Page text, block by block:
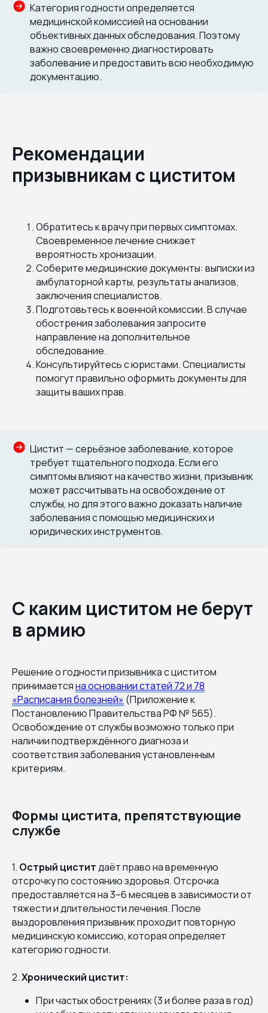
Категория годности определяется
медицинской комиссией на основании
объективных данных обследования. Поэтому
важно своевременно диагностировать
заболевание и предоставить всю необходимую
документацию.
Рекомендации
призывникам с циститом
Обратитесь к врачу при первых симптомах.
Своевременное лечение снижает
вероятность хронизации.
Соберите медицинские документы: выписки из
амбулаторной карты, результаты анализов,
заключения специалистов.
Подготовьтесь к военной комиссии. В случае
обострения заболевания запросите
направление на дополнительное
обследование.
Консультируйтесь с юристами. Специалисты
помогут правильно оформить документы для
защиты ваших прав.
Цистит — серьёзное заболевание, которое
требует тщательного подхода. Если его
симптомы влияют на качество жизни, призывник
может рассчитывать на освобождение от
службы, но для этого важно доказать наличие
заболевания с помощью медицинских и
юридических инструментов.
С каким циститом не берут
в армию
Решение о годности призывника с циститом
принимаетсяна основании статей 72 и 78
«Расписания болезней» (Приложение к
Постановлению Правительства РФ № 565).
Освобождение от службы возможно только при
наличии подтверждённого диагноза и
соответствия заболевания установленным
критериям.
Формы цистита, препятствующие
службе
1. Острый циститдаёт право на временную
отсрочку по состоянию здоровья. Отсрочка
предоставляется на 3–6 месяцев в зависимости от
тяжести и длительности лечения. После
выздоровления призывник проходит повторную
медицинскую комиссию, которая определяет
категорию годности.
2.Хронический цистит:
При частых обострениях (3 и более раза в год)